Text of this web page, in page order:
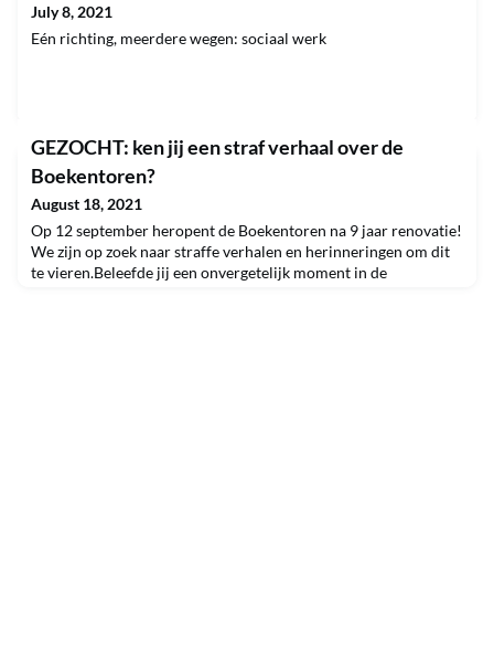
July 8, 2021
Eén richting, meerdere wegen: sociaal werk
GEZOCHT: ken jij een straf verhaal over de
Boekentoren?
August 18, 2021
Op 12 september heropent de Boekentoren na 9 jaar renovatie!
We zijn op zoek naar straffe verhalen en herinneringen om dit
te vieren.Beleefde jij een onvergetelijk moment in de